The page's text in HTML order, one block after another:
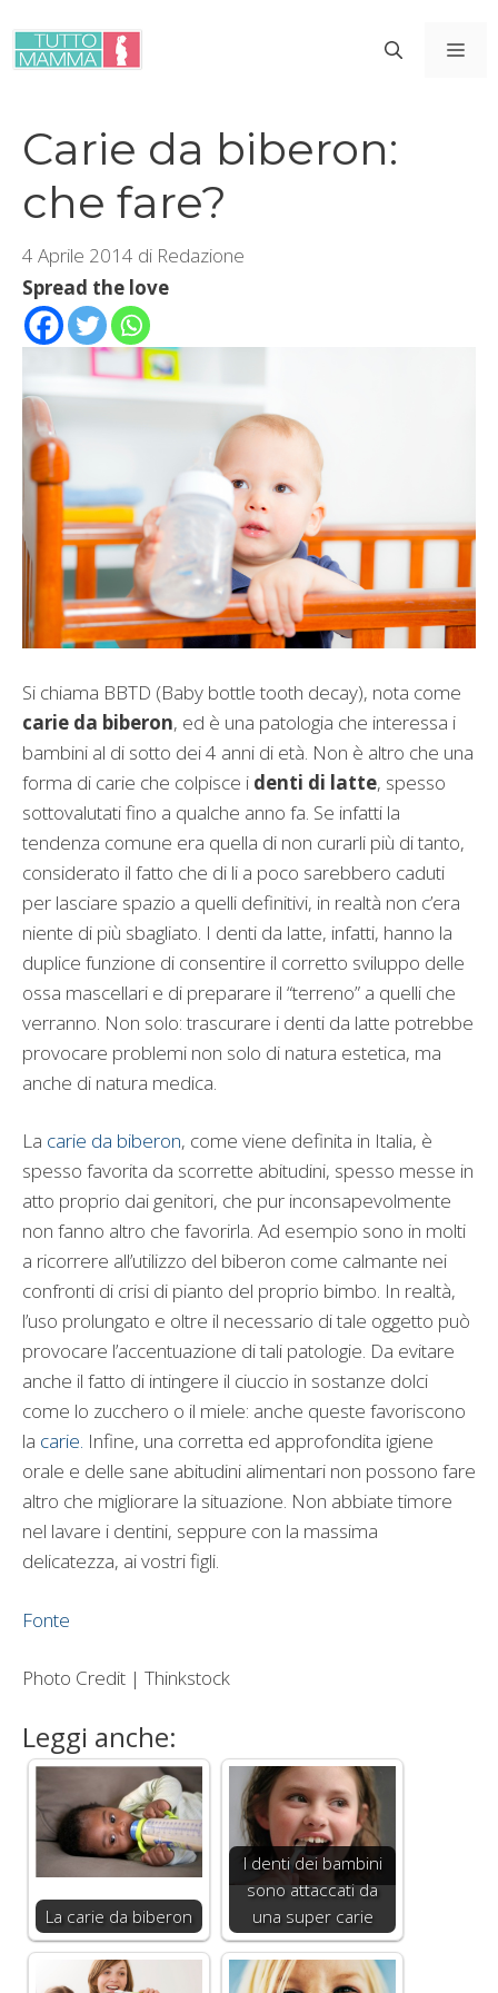
contenuto
Carie da biberon:
che fare?
4 Aprile 2014 di Redazione
Spread the love
Si chiama BBTD (Baby bottle tooth decay), nota come
carie da biberon, ed è una patologia che interessa i
bambini al di sotto dei 4 anni di età. Non è altro che una
forma di carie che colpisce i denti di latte, spesso
sottovalutati fino a qualche anno fa. Se infatti la
tendenza comune era quella di non curarli più di tanto,
considerato il fatto che di li a poco sarebbero caduti
per lasciare spazio a quelli definitivi, in realtà non c’era
niente di più sbagliato. I denti da latte, infatti, hanno la
duplice funzione di consentire il corretto sviluppo delle
ossa mascellari e di preparare il “terreno” a quelli che
verranno. Non solo: trascurare i denti da latte potrebbe
provocare problemi non solo di natura estetica, ma
anche di natura medica.
La carie da biberon, come viene definita in Italia, è
spesso favorita da scorrette abitudini, spesso messe in
atto proprio dai genitori, che pur inconsapevolmente
non fanno altro che favorirla. Ad esempio sono in molti
a ricorrere all’utilizzo del biberon come calmante nei
confronti di crisi di pianto del proprio bimbo. In realtà,
l’uso prolungato e oltre il necessario di tale oggetto può
provocare l’accentuazione di tali patologie. Da evitare
anche il fatto di intingere il ciuccio in sostanze dolci
come lo zucchero o il miele: anche queste favoriscono
la carie. Infine, una corretta ed approfondita igiene
orale e delle sane abitudini alimentari non possono fare
altro che migliorare la situazione. Non abbiate timore
nel lavare i dentini, seppure con la massima
delicatezza, ai vostri figli.
Fonte
Photo Credit | Thinkstock
Leggi anche:
La carie da biberon
I denti dei bambini
sono attaccati da
una super carie